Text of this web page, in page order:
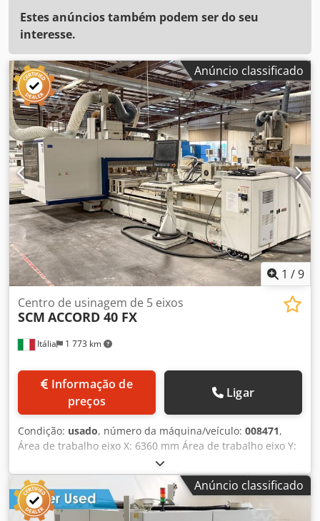
Estes anúncios também podem ser do seu
interesse.
Anúncio classificado
1 /9
Itália 1 773 km
Centro de usinagem de 5 eixos
SCM ACCORD 40 FX
preços
Ligar
Condição: usado, número da máquina/veículo: 008471,
Área de trabalho eixo X: 6360 mm Área de trabalho eixo Y:
1680 mm Plano de trabalho: Com suportes de consola a
vácuo Potência do eixo principal: 12 kW N.º de eixos
controlados: 5 eixos Chodpfx Aoywaf Ueltea Número de
fusos de perfuração: 10 Número de posições para
Anúncio classificado